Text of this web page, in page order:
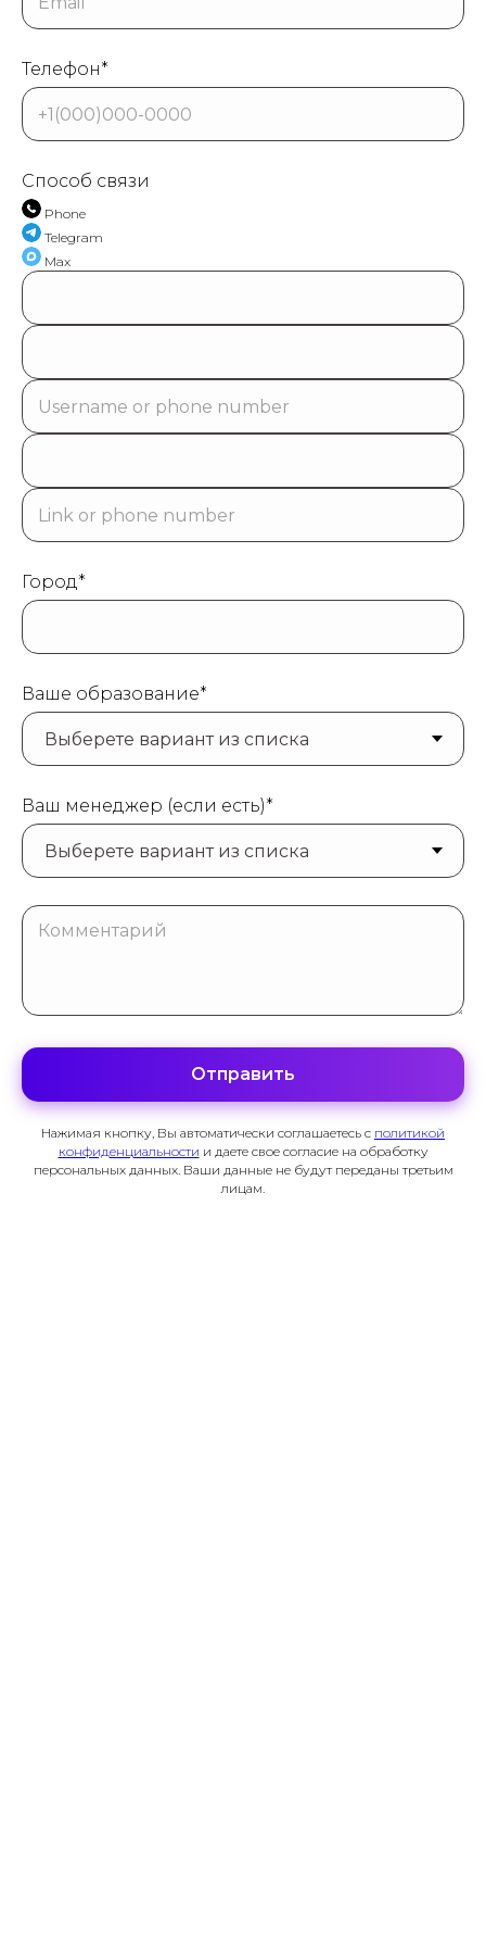
Телефон*
Способ связи
Phone
Telegram
Max
Город*
Ваше образование*
Ваш менеджер (если есть)*
Отправить
Нажимая кнопку, Вы автоматически соглашаетесь с политикой
конфиденциальности и даете свое согласие на обработку
персональных данных. Ваши данные не будут переданы третьим
лицам.
ПРОДУКЦИЯ
НИТИ DG-LIFT
Коллекция нитей для лифтинга и армирования
ФИЛЛЕРЫ SOFIDERM
Коллекция бифазных филлеров для лица и тела